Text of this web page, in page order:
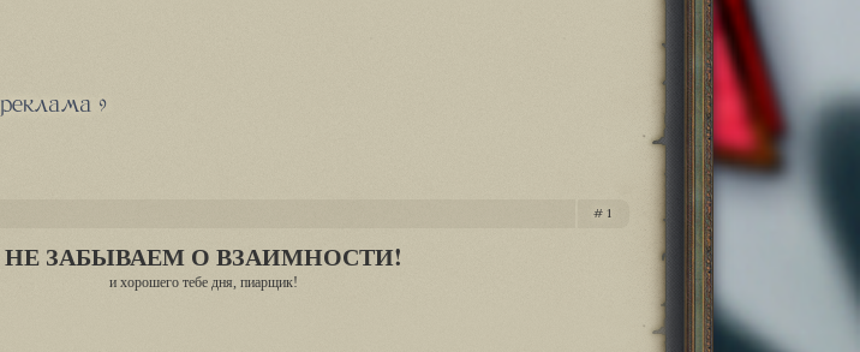
реклама 9
1
НЕ ЗАБЫВАЕМ О ВЗАИМНОСТИ!
и хорошего тебе дня, пиарщик!